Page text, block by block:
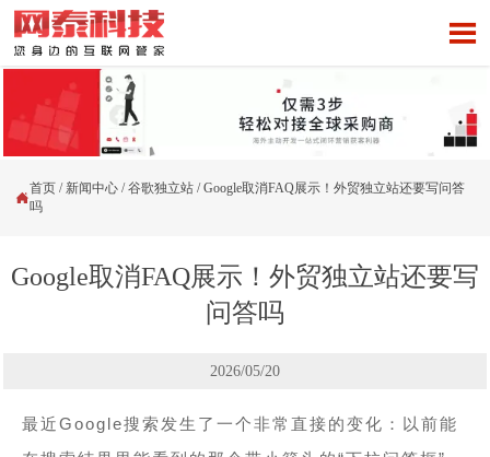


首页 / 新闻中心 /谷歌独立站 /Google取消FAQ展示！外贸独立站还要写问答
吗
Google取消FAQ展示！外贸独立站还要写
问答吗
2026/05/20
最近Google搜索发生了一个非常直接的变化：以前能